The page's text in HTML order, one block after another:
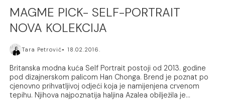
MAGME PICK- SELF-PORTRAIT
NOVA KOLEKCIJA
Tara Petrović 18.02.2016.
Britanska modna kuća Self Portrait postoji od 2013. godine
pod dizajnerskom palicom Han Chonga. Brend je poznat po
cjenovno prihvatljivoj odjeći koja je namijenjena crvenom
tepihu. Njihova najpoznatija haljina Azalea obilježila je...